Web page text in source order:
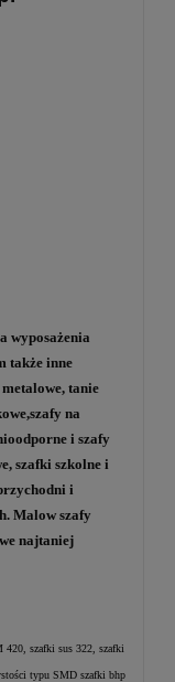
wyposażenia
także inne
, tanie
,szafy na
i szafy
, szafki szkolne i
i
Malow szafy
najtaniej
420, szafki sus 322, szafki
typu SMD szafki bhp